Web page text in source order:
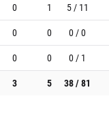
0 1 5 / 11
0 0 0 / 0
0 0 0 / 1
3 5 38 / 81